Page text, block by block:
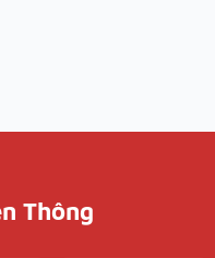
Thông